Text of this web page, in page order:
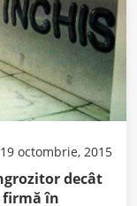
19 octombrie, 2015
decât
firmă în